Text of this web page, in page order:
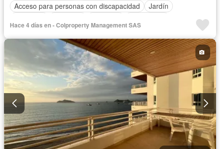
Acceso para personas con discapacidad
Jardín
Vista panorámica
Seguridad privada
Cancha de tenis
Agua
Hace 4 días en - Colproperty Management SAS